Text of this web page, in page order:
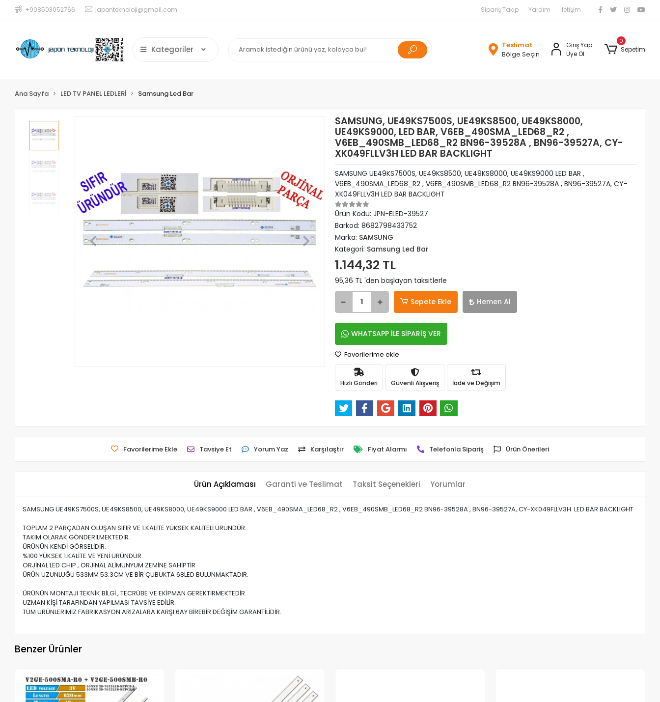
+908503052766 japonteknoloji@gmail.com Sipariş Takip Yardım İletişim
Kategoriler
Teslimat
Bölge Seçin
Giriş Yap
Üye Ol
0
Sepetim
Ana Sayfa LED TV PANEL LEDLERİ Samsung Led Bar
SAMSUNG, UE49KS7500S, UE49KS8500, UE49KS8000,
UE49KS9000, LED BAR, V6EB_490SMA_LED68_R2 ,
V6EB_490SMB_LED68_R2 BN96-39528A , BN96-39527A, CY-
XK049FLLV3H LED BAR BACKLIGHT
SAMSUNG UE49KS7500S, UE49KS8500, UE49KS8000, UE49KS9000 LED BAR ,
V6EB_490SMA_LED68_R2 , V6EB_490SMB_LED68_R2 BN96-39528A , BN96-39527A, CY-
XK049FLLV3H LED BAR BACKLIGHT
Ürün Kodu: JPN-ELED-39527
Barkod: 8682798433752
Marka: SAMSUNG
Kategori: Samsung Led Bar
1.144,32 TL
95,36 TL 'den başlayan taksitlerle
Sepete Ekle Hemen Al
WHATSAPP İLE SİPARİŞ VER
Favorilerime ekle
Hızlı Gönderi Güvenli Alışveriş İade ve Değişim
Favorilerime Ekle Tavsiye Et Yorum Yaz Karşılaştır Fiyat Alarmı Telefonla Sipariş Ürün Önerileri
Ürün Açıklaması Garanti ve Teslimat Taksit Seçenekleri Yorumlar
SAMSUNG UE49KS7500S, UE49KS8500, UE49KS8000, UE49KS9000 LED BAR , V6EB_490SMA_LED68_R2 , V6EB_490SMB_LED68_R2 BN96-39528A , BN96-39527A, CY-XK049FLLV3H LED BAR BACKLIGHT
TOPLAM 2 PARÇADAN OLUŞAN SIFIR VE 1.KALİTE YÜKSEK KALİTELİ ÜRÜNDÜR.
TAKIM OLARAK GÖNDERİLMEKTEDİR.
ÜRÜNÜN KENDİ GÖRSELİDİR.
%100 YÜKSEK 1.KALİTE VE YENİ ÜRÜNDÜR.
ORJİNAL LED CHIP , ORJINAL ALİMUNYUM ZEMİNE SAHİPTİR.
ÜRÜN UZUNLUĞU 533MM 53.3CM VE BİR ÇUBUKTA 68LED BULUNMAKTADIR.
ÜRÜNÜN MONTAJI TEKNİK BİLGİ , TECRÜBE VE EKİPMAN GEREKTİRMEKTEDİR.
UZMAN KİŞİ TARAFINDAN YAPILMASI TAVSİYE EDİLİR.
TÜM ÜRÜNLERİMİZ FABRİKASYON ARIZALARA KARŞI 6AY BİREBİR DEĞİŞİM GARANTİLİDİR.
Benzer Ürünler